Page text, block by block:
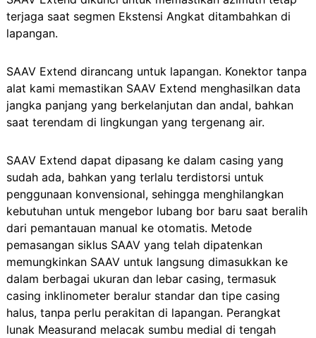
terjaga saat segmen Ekstensi Angkat ditambahkan di
lapangan.
SAAV Extend dirancang untuk lapangan. Konektor tanpa
alat kami memastikan SAAV Extend menghasilkan data
jangka panjang yang berkelanjutan dan andal, bahkan
saat terendam di lingkungan yang tergenang air.
SAAV Extend dapat dipasang ke dalam casing yang
sudah ada, bahkan yang terlalu terdistorsi untuk
penggunaan konvensional, sehingga menghilangkan
kebutuhan untuk mengebor lubang bor baru saat beralih
dari pemantauan manual ke otomatis. Metode
pemasangan siklus SAAV yang telah dipatenkan
memungkinkan SAAV untuk langsung dimasukkan ke
dalam berbagai ukuran dan lebar casing, termasuk
casing inklinometer beralur standar dan tipe casing
halus, tanpa perlu perakitan di lapangan. Perangkat
lunak Measurand melacak sumbu medial di tengah